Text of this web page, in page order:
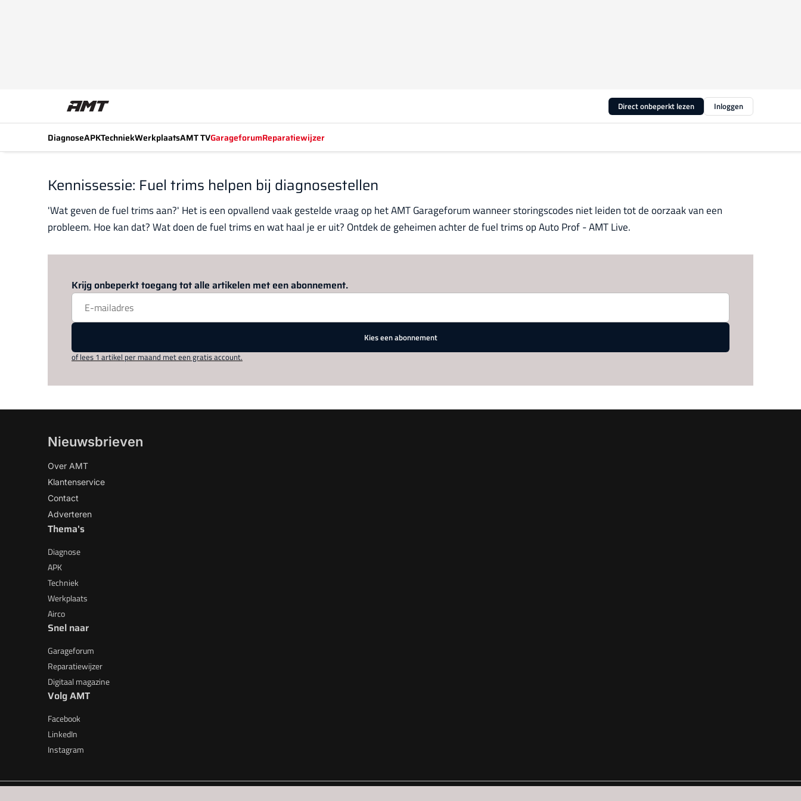
Direct onbeperkt lezen Inloggen
DiagnoseAPKTechniekWerkplaatsAMT TVGarageforumReparatiewijzer
Kennissessie: Fuel trims helpen bij diagnosestellen
'Wat geven de fuel trims aan?' Het is een opvallend vaak gestelde vraag op het AMT Garageforum wanneer storingscodes niet leiden tot de oorzaak van een
probleem. Hoe kan dat? Wat doen de fuel trims en wat haal je er uit? Ontdek de geheimen achter de fuel trims op Auto Prof - AMT Live.
Krijg onbeperkt toegang tot alle artikelen met een abonnement.
Kies een abonnement
of lees 1 artikel per maand met een gratis account.
Nieuwsbrieven
Over AMT
Klantenservice
Contact
Adverteren
Thema's
Diagnose
APK
Techniek
Werkplaats
Airco
Snel naar
Garageforum
Reparatiewijzer
Digitaal magazine
Volg AMT
Facebook
LinkedIn
Instagram